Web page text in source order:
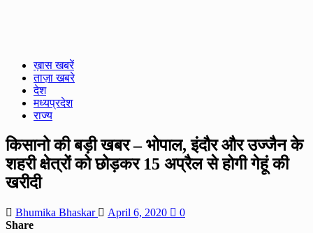
ख़ास खबरें
ताज़ा खबरे
देश
मध्यप्रदेश
राज्य
किसानो की बड़ी खबर – भोपाल, इंदौर और उज्जैन के
शहरी क्षेत्रों को छोड़कर 15 अप्रैल से होगी गेहूं की
खरीदी
Bhumika Bhaskar April 6, 2020
0
Share